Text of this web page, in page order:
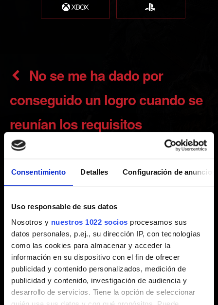
Consentimiento Detalles Configuración de anuncios
Uso responsable de sus datos
Nosotros y nuestros 1022 socios procesamos sus
datos personales, p.ej., su dirección IP, con tecnologías
como las cookies para almacenar y acceder la
información en su dispositivo con el fin de ofrecer
publicidad y contenido personalizados, medición de
publicidad y contenido, investigación de audiencia y
desarrollo de servicios. Tiene la opción de seleccionar
No se me ha dado por
conseguido un logro cuando se
reunían los requisitos
Creado hace 7 años Actualizado hace 2 años
Ten en cuenta que, en ocasiones, algunos logros se
pueden activar con algún retraso. Espera un tiempo y
Asegúrate de que se reúnen los requisitos para dicho
logro. Puedes comprobarlo con los recursos que se
pueden encontrar en la red. Si se reúnen los requisitos y
el logro no se activa, trata de conseguir el logro otra vez
(es posible que tengas que cargar una partida guardada
con anterioridad para reunir los requisitos).